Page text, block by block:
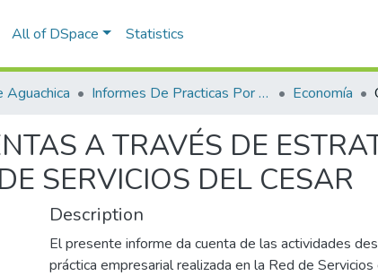
All of DSpace Statistics
Aguachica Informes De Practicas Por Programas Economía
A TRAVÉS DE
SERVICIOS DEL CESAR
Description
El presente informe da cuenta de las actividades
práctica empresarial realizada en la Red de Servicios